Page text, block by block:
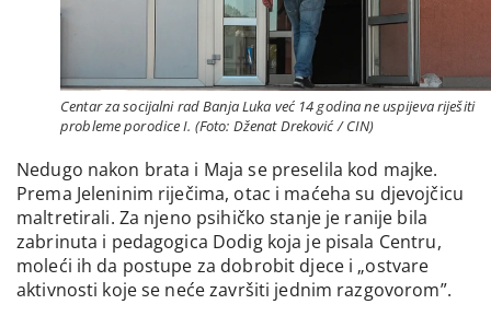
Centar za socijalni rad Banja Luka već 14 godina ne uspijeva riješiti
probleme porodice I. (Foto: Dženat Dreković / CIN)
Nedugo nakon brata i Maja se preselila kod majke.
Prema Jeleninim riječima, otac i maćeha su djevojčicu
maltretirali. Za njeno psihičko stanje je ranije bila
zabrinuta i pedagogica Dodig koja je pisala Centru,
moleći ih da postupe za dobrobit djece i „ostvare
aktivnosti koje se neće završiti jednim razgovorom”.